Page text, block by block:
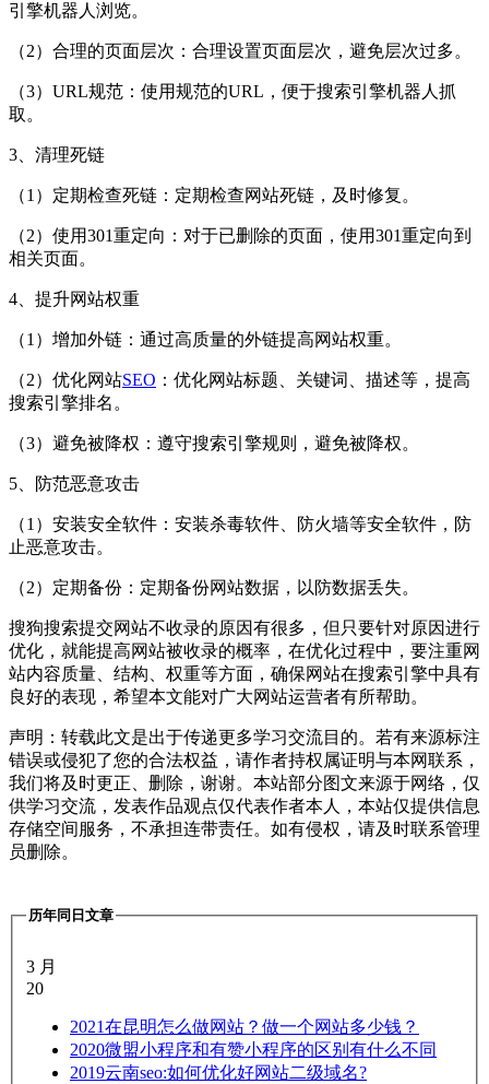
引擎机器人浏览。
（2）合理的页面层次：合理设置页面层次，避免层次过多。
（3）URL规范：使用规范的URL，便于搜索引擎机器人抓
取。
3、清理死链
（1）定期检查死链：定期检查网站死链，及时修复。
（2）使用301重定向：对于已删除的页面，使用301重定向到
相关页面。
4、提升网站权重
（1）增加外链：通过高质量的外链提高网站权重。
（2）优化网站SEO ：优化网站标题、关键词、描述等，提高
搜索引擎排名。
（3）避免被降权：遵守搜索引擎规则，避免被降权。
5、防范恶意攻击
（1）安装安全软件：安装杀毒软件、防火墙等安全软件，防
止恶意攻击。
（2）定期备份：定期备份网站数据，以防数据丢失。
搜狗搜索提交网站不收录的原因有很多，但只要针对原因进行
优化，就能提高网站被收录的概率，在优化过程中，要注重网
站内容质量、结构、权重等方面，确保网站在搜索引擎中具有
良好的表现，希望本文能对广大网站运营者有所帮助。
声明：转载此文是出于传递更多学习交流目的。若有来源标注
错误或侵犯了您的合法权益，请作者持权属证明与本网联系，
我们将及时更正、删除，谢谢。本站部分图文来源于网络，仅
供学习交流，发表作品观点仅代表作者本人，本站仅提供信息
存储空间服务，不承担连带责任。如有侵权，请及时联系管理
员删除。
历年同日文章
3 月
20
2021在昆明怎么做网站？做一个网站多少钱？
2020微盟小程序和有赞小程序的区别有什么不同
2019云南seo:如何优化好网站二级域名?